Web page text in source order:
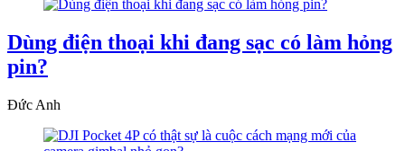
Dùng điện thoại khi đang sạc có làm hỏng
pin?
Đức Anh